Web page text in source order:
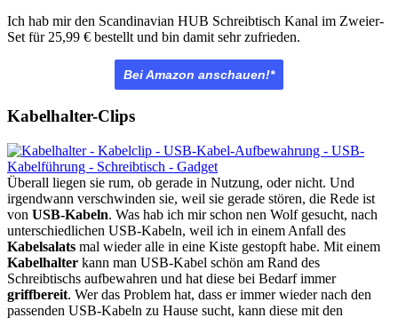
Ich hab mir den Scandinavian HUB Schreibtisch Kanal im Zweier-
Set für 25,99 € bestellt und bin damit sehr zufrieden.
Bei Amazon anschauen!*
Kabelhalter-Clips
Überall liegen sie rum, ob gerade in Nutzung, oder nicht. Und
irgendwann verschwinden sie, weil sie gerade stören, die Rede ist
von USB-Kabeln. Was hab ich mir schon nen Wolf gesucht, nach
unterschiedlichen USB-Kabeln, weil ich in einem Anfall des
Kabelsalats mal wieder alle in eine Kiste gestopft habe. Mit einem
Kabelhalter kann man USB-Kabel schön am Rand des
Schreibtischs aufbewahren und hat diese bei Bedarf immer
griffbereit. Wer das Problem hat, dass er immer wieder nach den
passenden USB-Kabeln zu Hause sucht, kann diese mit den